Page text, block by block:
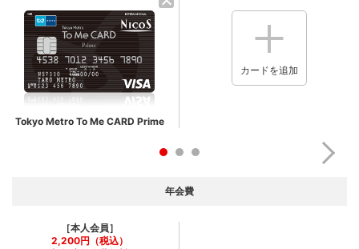
Tokyo Metro To Me CARD Prime
［本人会員］
2,200円（税込）
カードを追加
年会費